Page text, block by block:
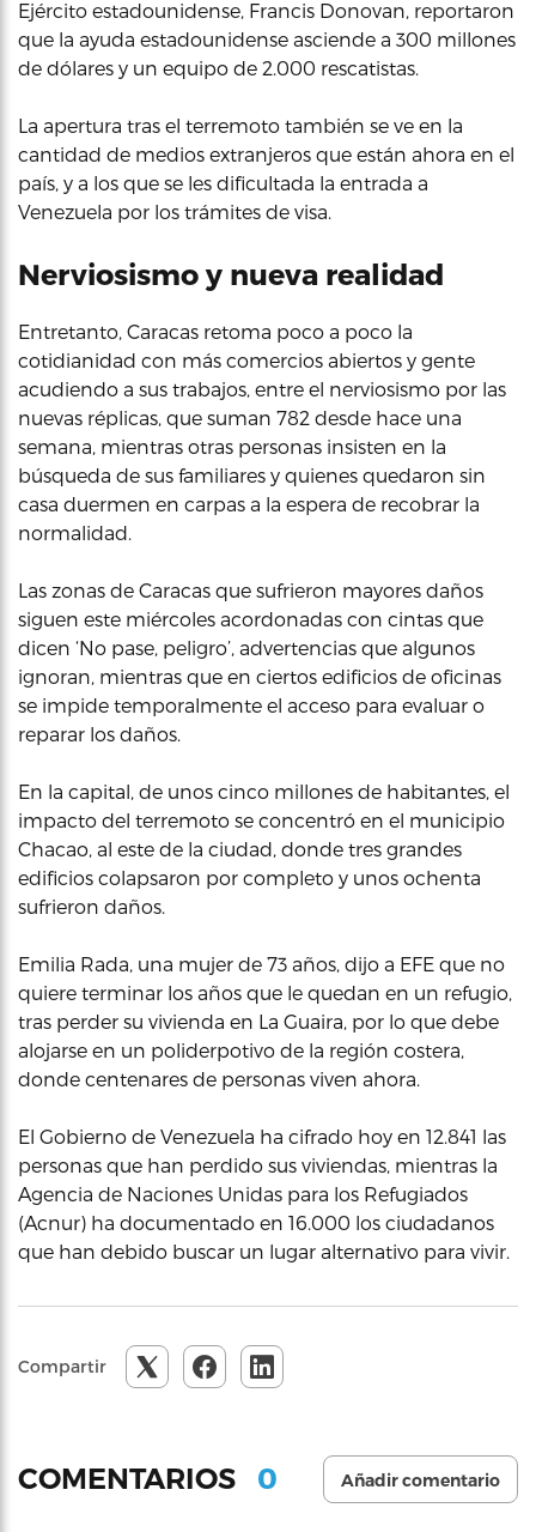
Ejército estadounidense, Francis Donovan, reportaron
que la ayuda estadounidense asciende a 300 millones
de dólares y un equipo de 2.000 rescatistas.
La apertura tras el terremoto también se ve en la
cantidad de medios extranjeros que están ahora en el
país, y a los que se les dificultada la entrada a
Venezuela por los trámites de visa.
Nerviosismo y nueva realidad
Entretanto, Caracas retoma poco a poco la
cotidianidad con más comercios abiertos y gente
acudiendo a sus trabajos, entre el nerviosismo por las
nuevas réplicas, que suman 782 desde hace una
semana, mientras otras personas insisten en la
búsqueda de sus familiares y quienes quedaron sin
casa duermen en carpas a la espera de recobrar la
normalidad.
Las zonas de Caracas que sufrieron mayores daños
siguen este miércoles acordonadas con cintas que
dicen ‘No pase, peligro’, advertencias que algunos
ignoran, mientras que en ciertos edificios de oficinas
se impide temporalmente el acceso para evaluar o
reparar los daños.
En la capital, de unos cinco millones de habitantes, el
impacto del terremoto se concentró en el municipio
Chacao, al este de la ciudad, donde tres grandes
edificios colapsaron por completo y unos ochenta
sufrieron daños.
Emilia Rada, una mujer de 73 años, dijo a EFE que no
quiere terminar los años que le quedan en un refugio,
tras perder su vivienda en La Guaira, por lo que debe
alojarse en un poliderpotivo de la región costera,
donde centenares de personas viven ahora.
El Gobierno de Venezuela ha cifrado hoy en 12.841 las
personas que han perdido sus viviendas, mientras la
Agencia de Naciones Unidas para los Refugiados
(Acnur) ha documentado en 16.000 los ciudadanos
que han debido buscar un lugar alternativo para vivir.
Compartir
COMENTARIOS 0 Añadir comentario